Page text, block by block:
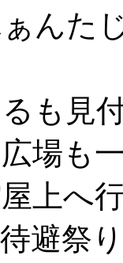
んた
も見
広場も
上へ
避祭